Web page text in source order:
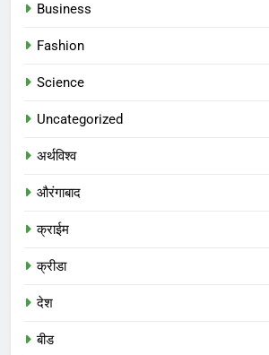
Business
Fashion
Science
Uncategorized
अर्थविश्व
औरंगाबाद
क्राईम
क्रीडा
देश
बीड